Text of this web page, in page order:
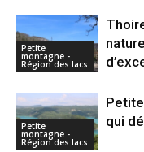
Petite
montagne -
Région des lacs
Petite
montagne -
Région des lacs
qui